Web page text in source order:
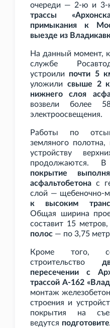
очереди — 2-ю и
трассы
примыкания к
выезде из
На данный момент,
службе
устроили почти 5
уложили свыше 2
нижнего слоя
возвели более
электроосвещения.
Работы по
земляного полотна,
устройству
продолжаются.
покрытие
асфальтобетона с
слой — щебеночно-
к высоким
Общая ширина
составит 15 метров,
полос — по 3,75
Кроме того,
строительство
пересечении с
трассой А-162
монтаж
строения и
покрытия на
ведутся